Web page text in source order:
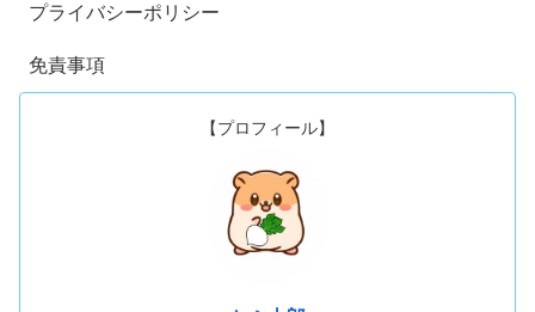
プライバシーポリシー
免責事項
【プロフィール】